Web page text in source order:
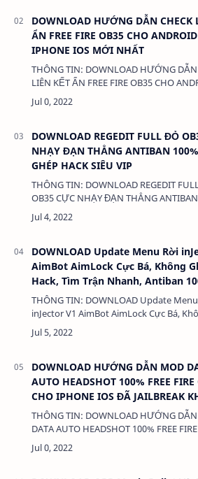
DOWNLOAD HƯỚNG DẪN CHECK
ẨN FREE FIRE OB35 CHO
IPHONE IOS MỚI NHẤT
THÔNG TIN: DOWNLOAD HƯỚNG DẪN CHECK
LIÊN KẾT ẨN FREE FIRE OB35 CHO
IPHONE IOS MỚI NHẤT DUNG LƯỢNG: 3MB
LINK: (adsbygoogle = window.adsbygoogle || []
DOWNLOAD REGEDIT FULL ĐỎ
NHẠY ĐẠN THẲNG ANTIBAN
GHÉP HACK SIÊU VIP
THÔNG TIN: DOWNLOAD REGEDIT FULL ĐỎ
OB35 CỰC NHẠY ĐẠN THẲNG
GHÉP HACK SIÊU VIP DUNG LƯỢNG: 1 MB LINK:
(adsbygoogle = window.ad…
DOWNLOAD Update Menu Rời
AimBot AimLock Cực Bá, Không
Hack, Tìm Trận Nhanh, Antiban
THÔNG TIN: DOWNLOAD Update Menu Rời
inJector V1 AimBot AimLock Cực Bá,
Hack, Tìm Trận Nhanh, Antiban 100% DUNG
LƯỢNG: 1MB LINK: (adsbygoogle =
DOWNLOAD HƯỚNG DẪN MOD
AUTO HEADSHOT 100% FREE FIRE
CHO IPHONE IOS ĐÃ JAILBREAK
KHÓA NICK.
THÔNG TIN: DOWNLOAD HƯỚNG DẪN MOD
DATA AUTO HEADSHOT 100% FREE
CHO IPHONE IOS ĐÃ JAILBREAK KHÔNG
NICK. DUNG LƯỢNG: 3MB LINK: (adsbygoogle =